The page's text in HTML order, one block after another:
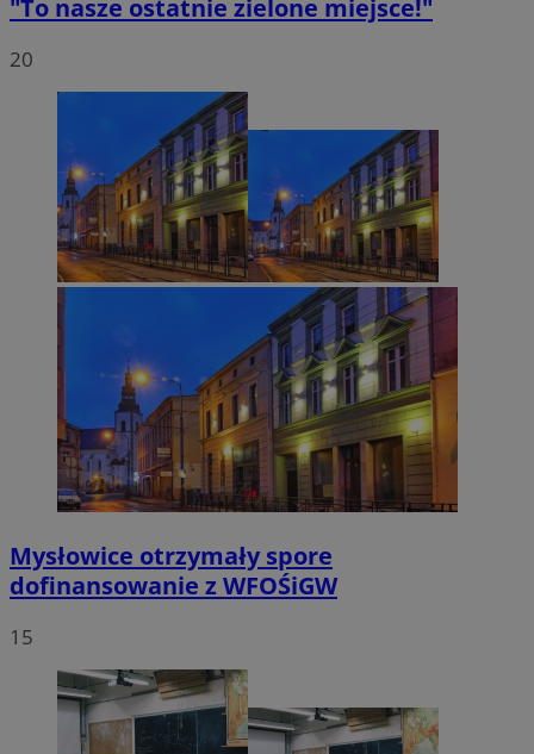
"To nasze ostatnie zielone miejsce!"
20
Mysłowice otrzymały spore
dofinansowanie z WFOŚiGW
15